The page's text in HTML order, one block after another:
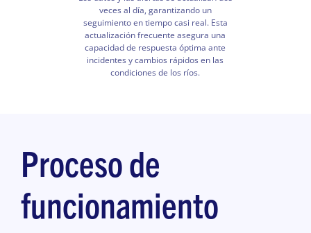
veces al día, garantizando un
seguimiento en tiempo casi real. Esta
actualización frecuente asegura una
capacidad de respuesta óptima ante
incidentes y cambios rápidos en las
condiciones de los ríos.
Proceso de
funcionamiento